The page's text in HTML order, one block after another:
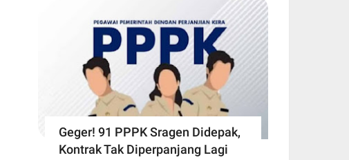
Geger! 91 PPPK Sragen Didepak,
Kontrak Tak Diperpanjang Lagi